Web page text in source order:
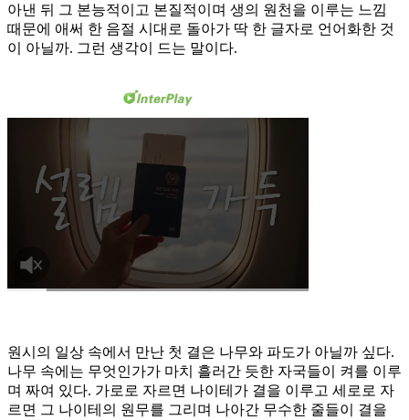
아낸 뒤 그 본능적이고 본질적이며 생의 원천을 이루는 느낌
때문에 애써 한 음절 시대로 돌아가 딱 한 글자로 언어화한 것
이 아닐까. 그런 생각이 드는 말이다.
원시의 일상 속에서 만난 첫 결은 나무와 파도가 아닐까 싶다.
나무 속에는 무엇인가가 마치 흘러간 듯한 자국들이 켜를 이루
며 짜여 있다. 가로로 자르면 나이테가 결을 이루고 세로로 자
르면 그 나이테의 원무를 그리며 나아간 무수한 줄들이 결을